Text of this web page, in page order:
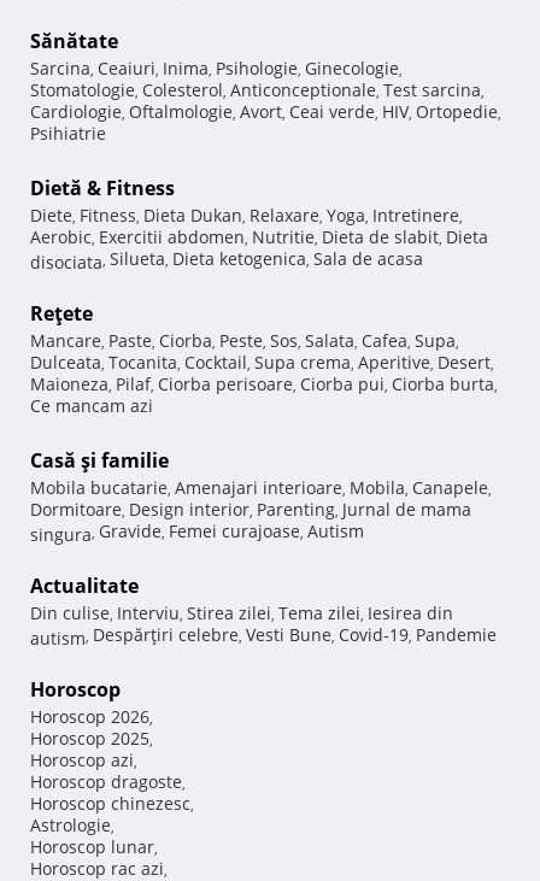
Sănătate
Sarcina, Ceaiuri, Inima, Psihologie, Ginecologie,
Stomatologie, Colesterol, Anticonceptionale, Test sarcina,
Cardiologie, Oftalmologie, Avort, Ceai verde, HIV, Ortopedie,
Psihiatrie
Dietă & Fitness
Diete, Fitness, Dieta Dukan, Relaxare, Yoga, Intretinere,
Aerobic, Exercitii abdomen, Nutritie, Dieta de slabit, Dieta
disociata, Silueta, Dieta ketogenica, Sala de acasa
Reţete
Mancare, Paste, Ciorba, Peste, Sos, Salata, Cafea, Supa,
Dulceata, Tocanita, Cocktail, Supa crema, Aperitive, Desert,
Maioneza, Pilaf, Ciorba perisoare, Ciorba pui, Ciorba burta,
Ce mancam azi
Casă şi familie
Mobila bucatarie, Amenajari interioare, Mobila, Canapele,
Dormitoare, Design interior, Parenting, Jurnal de mama
singura, Gravide, Femei curajoase, Autism
Actualitate
Din culise, Interviu, Stirea zilei, Tema zilei, Iesirea din
autism, Despărţiri celebre, Vesti Bune, Covid-19, Pandemie
Horoscop
Horoscop 2026,
Horoscop 2025,
Horoscop azi,
Horoscop dragoste,
Horoscop chinezesc,
Astrologie,
Horoscop lunar,
Horoscop rac azi,